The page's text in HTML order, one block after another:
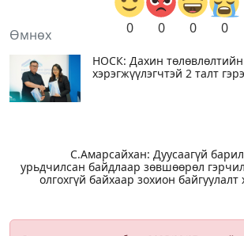
0 0 0 0
Өмнөх
НОСК: Дахин төлөвлөлтийн
хэрэгжүүлэгчтэй 2 талт
С.Амарсайхан: Дуусаагүй
урьдчилсан байдлаар зөвшөөрөл
олгохгүй байхаар зохион байгуулалт